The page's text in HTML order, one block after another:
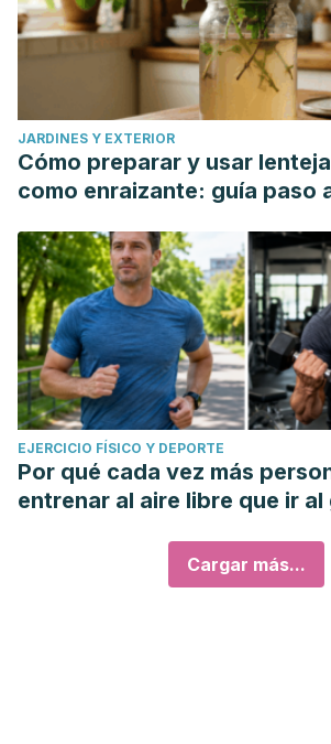
JARDINES Y EXTERIOR
Cómo preparar y usar
como enraizante: guía paso
EJERCICIO FÍSICO Y DEPORTE
Por qué cada vez más
entrenar al aire libre que ir al
Cargar más...